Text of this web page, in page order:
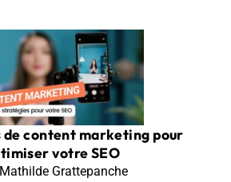
content marketing pour
votre SEO
Grattepanche